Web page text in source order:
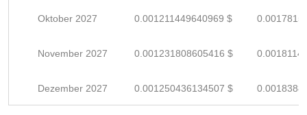
Oktober 2027 0.001211449640969 $
November 2027 0.001231808605416 $
Dezember 2027 0.001250436134507 $